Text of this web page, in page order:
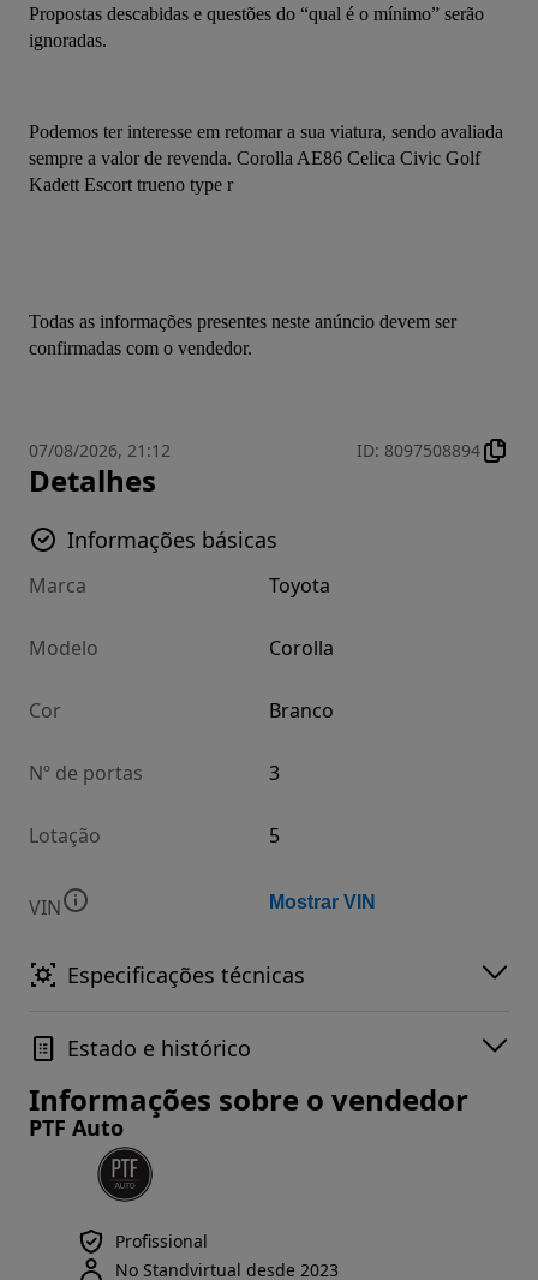
Propostas descabidas e questões do “qual é o mínimo” serão
ignoradas.
Podemos ter interesse em retomar a sua viatura, sendo avaliada
sempre a valor de revenda. Corolla AE86 Celica Civic Golf
Kadett Escort trueno type r
Todas as informações presentes neste anúncio devem ser
confirmadas com o vendedor.
07/08/2026, 21:12 ID: 8097508894
Detalhes
Informações básicas
Marca Toyota
Modelo Corolla
Cor Branco
Nº de portas 3
Lotação 5
VIN Mostrar VIN
Especificações técnicas
Estado e histórico
Informações sobre o vendedor
PTF Auto
Profissional
No Standvirtual desde 2023